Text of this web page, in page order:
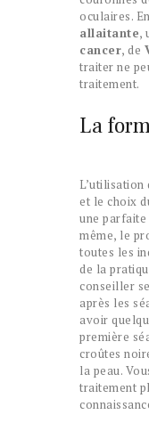
oculaires.
allaitante,
cancer, de
traiter ne
traitement.
La
et le choix
une parfaite
même, le
toutes les
de la
conseiller
après les
avoir
première
croûtes
la peau.
traitement